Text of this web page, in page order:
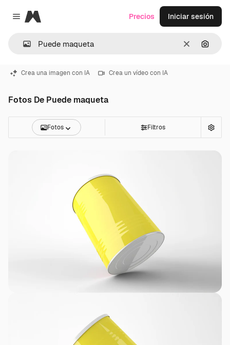
Close menu
Magnific
Borrar
Precios Iniciar sesión
Crea una imagen con IA Crea un vídeo con IA
Fotos De Puede maqueta
Fotos Filtros